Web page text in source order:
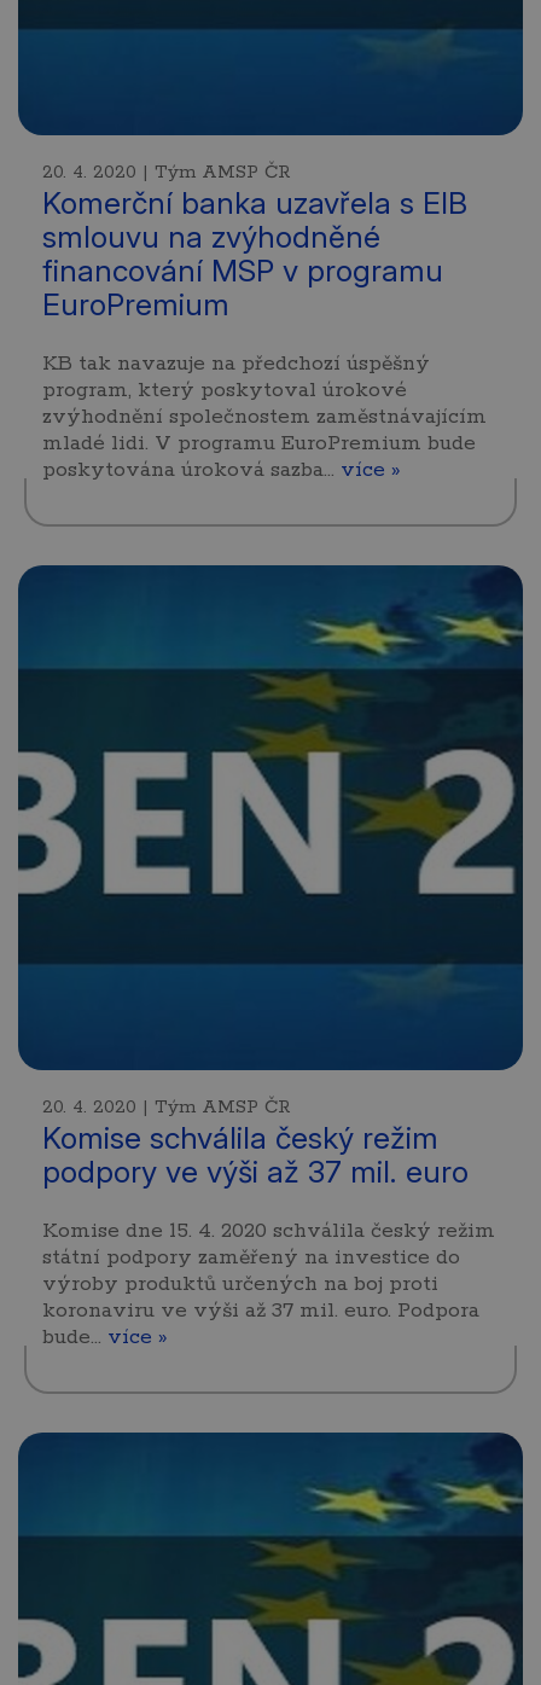
20. 4. 2020 | Tým AMSP ČR
Komerční banka uzavřela s EIB
smlouvu na zvýhodněné
financování MSP v programu
EuroPremium
KB tak navazuje na předchozí úspěšný
program, který poskytoval úrokové
zvýhodnění společnostem zaměstnávajícím
mladé lidi. V programu EuroPremium bude
poskytována úroková sazba… více »
20. 4. 2020 | Tým AMSP ČR
Komise schválila český režim
podpory ve výši až 37 mil. euro
Komise dne 15. 4. 2020 schválila český režim
státní podpory zaměřený na investice do
výroby produktů určených na boj proti
koronaviru ve výši až 37 mil. euro. Podpora
bude… více »